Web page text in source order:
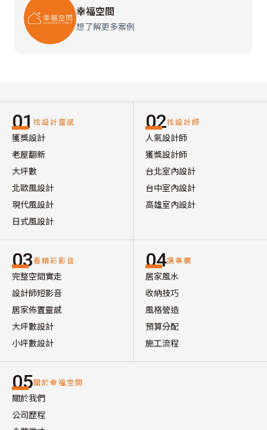
幸福空間
想了解更多案例
01 找設計靈感
獲獎設計
老屋翻新
大坪數
北歐風設計
現代風設計
日式風設計
02找設計師
人氣設計師
獲獎設計師
台北室內設計
台中室內設計
高雄室內設計
03看精彩影音
完整空間實走
設計師短影音
居家佈置靈感
大坪數設計
小坪數設計
04讀專欄
居家風水
收納技巧
風格營造
預算分配
施工流程
05關於幸福空間
關於我們
公司歷程